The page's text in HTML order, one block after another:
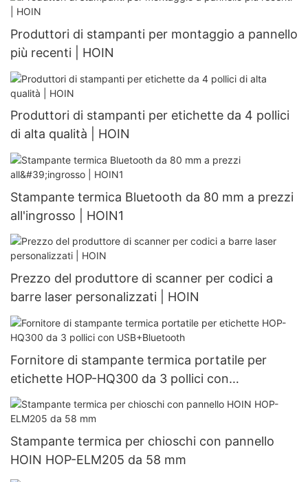
stampante termica da tavolo
Produttori di stampanti per montaggio a pannello
più recenti | HOIN
Produttori di stampanti per etichette da 4 pollici
di alta qualità | HOIN
Stampante termica Bluetooth da 80 mm a prezzi
all'ingrosso | HOIN1
Prezzo del produttore di scanner per codici a
barre laser personalizzati | HOIN
Fornitore di stampante termica portatile per
etichette HOP-HQ300 da 3 pollici con
USB+Bluetooth
Stampante termica per chioschi con pannello
HOIN HOP-ELM205 da 58 mm